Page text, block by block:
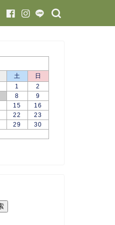
土
日
1
2
8
9
15
16
22
23
29
30